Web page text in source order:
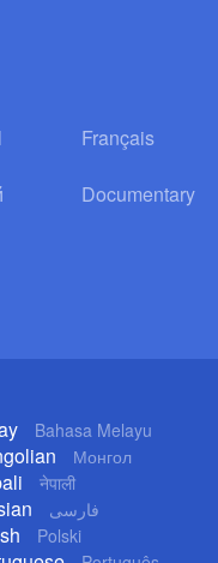
Français
Documentary
Bahasa Melayu
Монгол
नेपाली
فارسی
Polski